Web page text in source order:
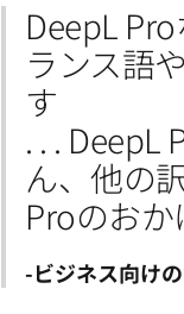
DeepL
ランス語
す
. . .
ん、他の
Proのおか
-ビジネス向け